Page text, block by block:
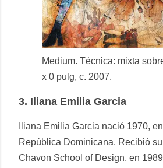
Medium. Técnica: mixta
x 0 pulg, c. 2007.
3. Iliana Emilia Garcia
Iliana Emilia Garcia nació 1970,
República Dominicana. Recibió
Chavon School of Design, en